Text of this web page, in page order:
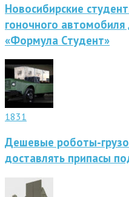
Новосибирские
гоночного
«Формула Студент»
1831
Дешевые роботы-
доставлять припасы